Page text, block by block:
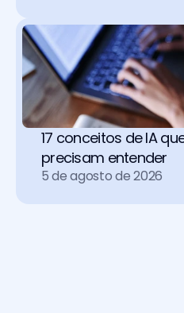
17 conceitos de IA
precisam entender
5 de agosto de 2026